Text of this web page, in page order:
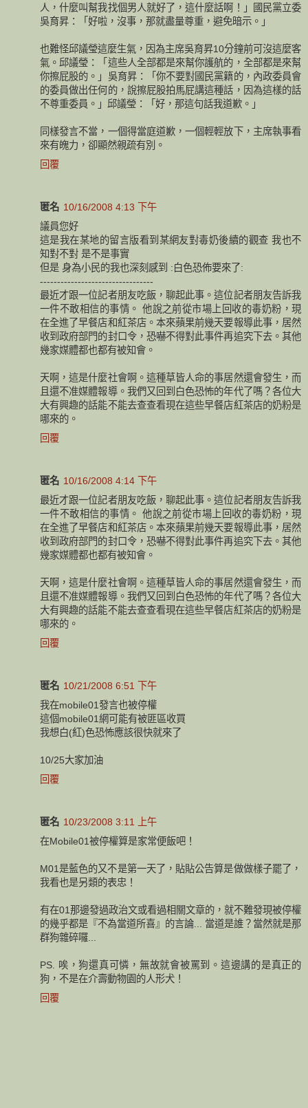
人，什麼叫幫我找個男人就好了，這什麼話啊！」國民黨立委
吳育昇：「好啦，沒事，那就盡量尊重，避免暗示。」
也難怪邱議瑩這麼生氣，因為主席吳育昇10分鐘前可沒這麼客
氣。邱議瑩：「這些人全部都是來幫你護航的，全部都是來幫
你擦屁股的。」吳育昇：「你不要對國民黨籍的，內政委員會
的委員做出任何的，說擦屁股拍馬屁講這種話，因為這樣的話
不尊重委員。」邱議瑩：「好，那這句話我道歉。」
同樣發言不當，一個得當庭道歉，一個輕輕放下，主席執事看
來有魄力，卻顯然親疏有別。
回覆
匿名 10/16/2008 4:13 下午
議員您好
這是我在某地的留言版看到某網友對毒奶後續的觀查 我也不
知對不對 是不是事實
但是 身為小民的我也深刻感到 :白色恐佈要來了:
---------------------------------
最近才跟一位記者朋友吃飯，聊起此事。這位記者朋友告訴我
一件不敢相信的事情。 他說之前從市場上回收的毒奶粉，現
在全進了早餐店和紅茶店。本來蘋果前幾天要報導此事，居然
收到政府部門的封口令，恐嚇不得對此事件再追究下去。其他
幾家媒體都也都有被知會。
天啊，這是什麼社會啊。這種草皆人命的事居然還會發生，而
且還不准媒體報導。我們又回到白色恐怖的年代了嗎？各位大
大有興趣的話能不能去查查看現在這些早餐店紅茶店的奶粉是
哪來的。
回覆
匿名 10/16/2008 4:14 下午
最近才跟一位記者朋友吃飯，聊起此事。這位記者朋友告訴我
一件不敢相信的事情。 他說之前從市場上回收的毒奶粉，現
在全進了早餐店和紅茶店。本來蘋果前幾天要報導此事，居然
收到政府部門的封口令，恐嚇不得對此事件再追究下去。其他
幾家媒體都也都有被知會。
天啊，這是什麼社會啊。這種草皆人命的事居然還會發生，而
且還不准媒體報導。我們又回到白色恐怖的年代了嗎？各位大
大有興趣的話能不能去查查看現在這些早餐店紅茶店的奶粉是
哪來的。
回覆
匿名 10/21/2008 6:51 下午
我在mobile01發言也被停權
這個mobile01網可能有被匪區收買
我想白(紅)色恐怖應該很快就來了
10/25大家加油
回覆
匿名 10/23/2008 3:11 上午
在Mobile01被停權算是家常便飯吧！
M01是藍色的又不是第一天了，貼貼公告算是做做樣子罷了，
我看也是另類的表忠！
有在01那邊發過政治文或看過相關文章的，就不難發現被停權
的幾乎都是『不為當道所喜』的言論... 當道是誰？當然就是那
群狗雜碎囉...
PS. 唉，狗還真可憐，無故就會被罵到。這邊講的是真正的
狗，不是在介壽動物園的人形犬！
回覆